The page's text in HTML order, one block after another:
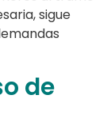
sigue
de